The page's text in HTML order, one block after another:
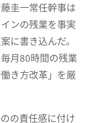
圭一常任幹事は
ンの残業を事実
に書き込んだ。
月80時間の残業
き方改革」を厳
の責任感に付け